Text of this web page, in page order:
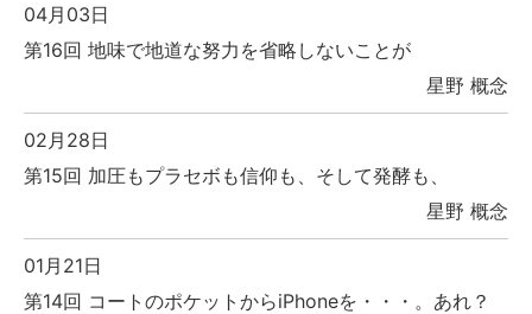
04月03日
第16回 地味で地道な努力を省略しないことが
星野 概念
02月28日
第15回 加圧もプラセボも信仰も、そして発酵も、
星野 概念
01月21日
第14回 コートのポケットからiPhoneを・・・。あれ？